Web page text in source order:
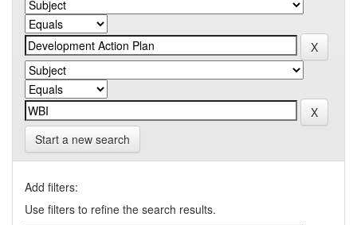
Start a new search
Add filters:
Use filters to refine the search results.